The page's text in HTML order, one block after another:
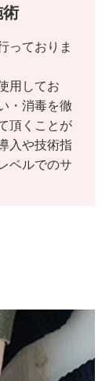
っておりま
用してお
・消毒を徹
頂くことが
入や技術指
ベルでのサ
営をしており、
高いサービスを
りしておりま